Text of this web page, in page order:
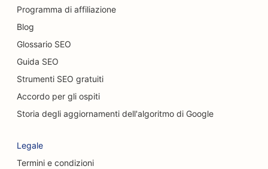
SEO per concessionari di auto
SEO per i servizi di pulizia
SEO per chiropratici
SEO per i servizi di peeling chimico
SEO per chirurghi cranio-facciali
Programma di affiliazione
Blog
Glossario SEO
Guida SEO
Strumenti SEO gratuiti
Accordo per gli ospiti
Storia degli aggiornamenti dell'algoritmo di Google
Legale
Termini e condizioni